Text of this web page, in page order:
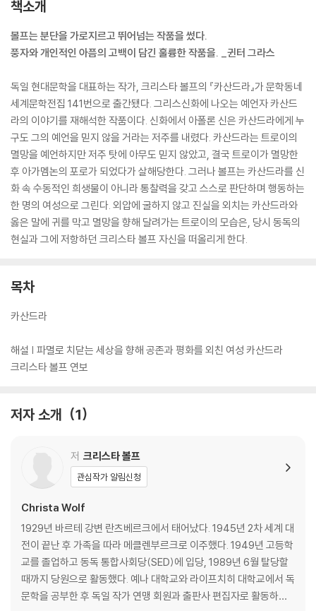
책소개
볼프는 분단을 가로지르고 뛰어넘는 작품을 썼다.
풍자와 개인적인 아픔의 고백이 담긴 훌륭한 작품을. _귄터 그라스
독일 현대문학을 대표하는 작가, 크리스타 볼프의 『카산드라』가 문학동네
세계문학전집 141번으로 출간됐다. 그리스신화에 나오는 예언자 카산드
라의 이야기를 재해석한 작품이다. 신화에서 아폴론 신은 카산드라에게 누
구도 그의 예언을 믿지 않을 거라는 저주를 내렸다. 카산드라는 트로이의
멸망을 예언하지만 저주 탓에 아무도 믿지 않았고, 결국 트로이가 멸망한
후 아가멤논의 포로가 되었다가 살해당한다. 그러나 볼프는 카산드라를 신
화 속 수동적인 희생물이 아니라 통찰력을 갖고 스스로 판단하며 행동하는
한 명의 여성으로 그린다. 외압에 굴하지 않고 진실을 외치는 카산드라와
옳은 말에 귀를 막고 멸망을 향해 달려가는 트로이의 모습은, 당시 동독의
현실과 그에 저항하던 크리스타 볼프 자신을 떠올리게 한다.
목차
카산드라
해설 | 파멸로 치닫는 세상을 향해 공존과 평화를 외친 여성 카산드라
크리스타 볼프 연보
저자 소개 1
저 크리스타 볼프
관심작가 알림신청
Christa Wolf
1929년 바르테 강변 란츠베르크에서 태어났다. 1945년 2차 세계 대
전이 끝난 후 가족을 따라 메클렌부르크로 이주했다. 1949년 고등학
교를 졸업하고 동독 통합사회당(SED)에 입당, 1989년 6월 탈당할
때까지 당원으로 활동했다. 예나 대학교와 라이프치히 대학교에서 독
문학을 공부한 후 독일 작가 연맹 회원과 출판사 편집자로 활동하다